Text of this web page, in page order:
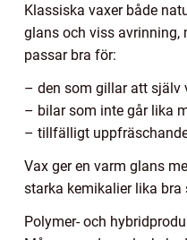
Klassiska vaxer både
glans och viss avrinning,
passar bra för:
– den som gillar att själv
– bilar som inte går lika
– tillfälligt
Vax ger en varm glans
starka kemikalier lika
Polymer- och